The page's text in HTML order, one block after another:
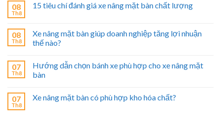
08
Th8
15 tiêu chí đánh giá xe nâng mặt bàn chất lượng
08
Th8
Xe nâng mặt bàn giúp doanh nghiệp tăng lợi nhuận
thế nào?
07
Th8
Hướng dẫn chọn bánh xe phù hợp cho xe nâng mặt
bàn
07
Th8
Xe nâng mặt bàn có phù hợp kho hóa chất?